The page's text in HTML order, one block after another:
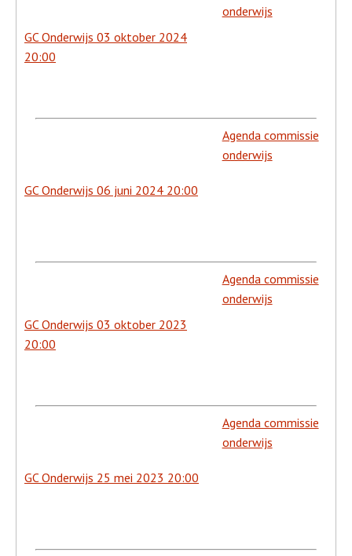
GC Onderwijs 03 oktober 2024
20:00
onderwijs
GC Onderwijs 06 juni 2024 20:00
Agenda commissie
onderwijs
GC Onderwijs 03 oktober 2023
20:00
Agenda commissie
onderwijs
GC Onderwijs 25 mei 2023 20:00
Agenda commissie
onderwijs